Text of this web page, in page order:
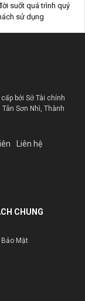
suốt quá trình quý
sử dụng
cấp bởi Sở Tài chính
Sơn Nhì, Thành
Liên hệ
CHUNG
Bảo Mật